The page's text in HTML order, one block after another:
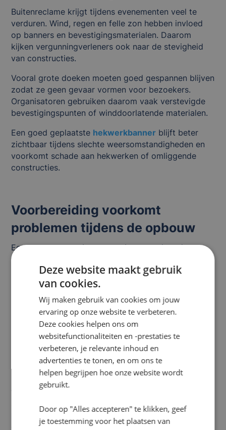
Buitenreclame krijgt tijdens evenementen veel te
verduren. Wind, regen en felle zon hebben invloed
op banners en bevestigingsmaterialen. Daarom
kijken vergunningverleners ook naar de stevigheid
van constructies.
Vooral grote doeken moeten goed gespannen blijven
zodat ze geen gevaar vormen voor bezoekers.
Organisatoren gebruiken daarom vaak verstevigde
bevestigingspunten of winddoorlatende materialen.
Een goed geplaatste hekwerkbanner blijft beter
zichtbaar tijdens slechte weersomstandigheden en
voorkomt schade aan hekwerken of omliggende
constructies.
Voorbereiding voorkomt
problemen tijdens de opbouw
Een evenement opbouwen gebeurt vaak onder
tijdsdruk. Wanneer pas op locatie blijkt dat reclame-
uitingen niet voldoen aan de voorwaarden, levert dat
onnodige vertraging op.
Daarom is het verstandig om vooraf contact te
houden met vergunningverleners, terreinbeheerders
en leveranciers van hekwerkreclame. Zo kunnen
eventuele aanpassingen op tijd worden
doorgevoerd.
Ook duidelijke afspraken over afmetingen,
materiaalgebruik en plaatsing helpen om problemen
te voorkomen. Organisaties investeren daarom
professioneel en reclameproof te makenzonder
dat veiligheid of regelgeving in het gedrang komt.
Deze website maakt gebruik
van cookies.
Wij maken gebruik van cookies om jouw
ervaring op onze website te verbeteren.
Deze cookies helpen ons om
websitefunctionaliteiten en -prestaties te
verbeteren, je relevante inhoud en
advertenties te tonen, en om ons te
helpen begrijpen hoe onze website wordt
gebruikt.
Door op "Alles accepteren" te klikken, geef
je toestemming voor het plaatsen van